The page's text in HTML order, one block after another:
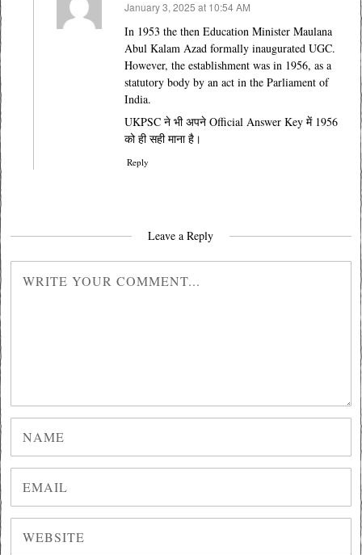
says:
January 3, 2025 at 10:54 AM
In 1953 the then Education Minister Maulana
Abul Kalam Azad formally inaugurated UGC.
However, the establishment was in 1956, as a
statutory body by an act in the Parliament of
India.
UKPSC ने भी अपने Official Answer Key में 1956
को ही सही माना है।
Reply
Leave a Reply